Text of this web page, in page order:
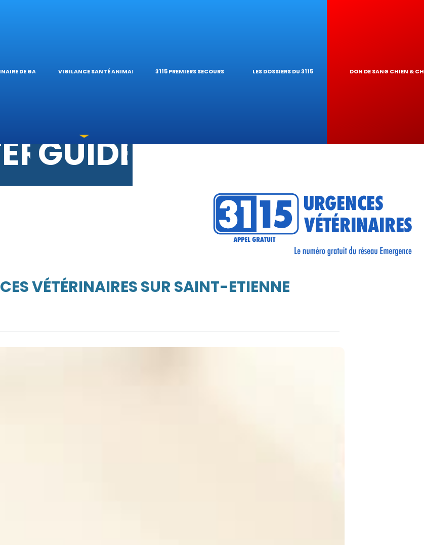
OPHTALMOLOGIQUES
URGENCE?
DE GARDE
VÉTÉRINAIRE
DU RÉSEAU
VIGILANCE SANTÉ ANIMALE
CALCULATEUR DE
GUIDES PRATIQUES
3115 PREMIERS SECOURS LES DOSSIERS DU 3115 DON DE SANG CHIEN &
VÉTÉRINAIRES SUR SAINT-ETIENNE